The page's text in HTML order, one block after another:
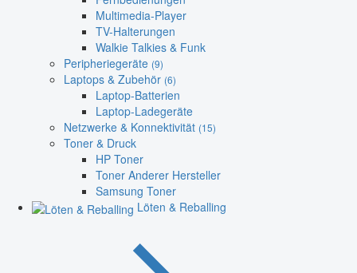
Multimedia-Player
TV-Halterungen
Walkie Talkies & Funk
Peripheriegeräte (9)
Laptops & Zubehör (6)
Laptop-Batterien
Laptop-Ladegeräte
Netzwerke & Konnektivität (15)
Toner & Druck
HP Toner
Toner Anderer Hersteller
Samsung Toner
Löten & Reballing